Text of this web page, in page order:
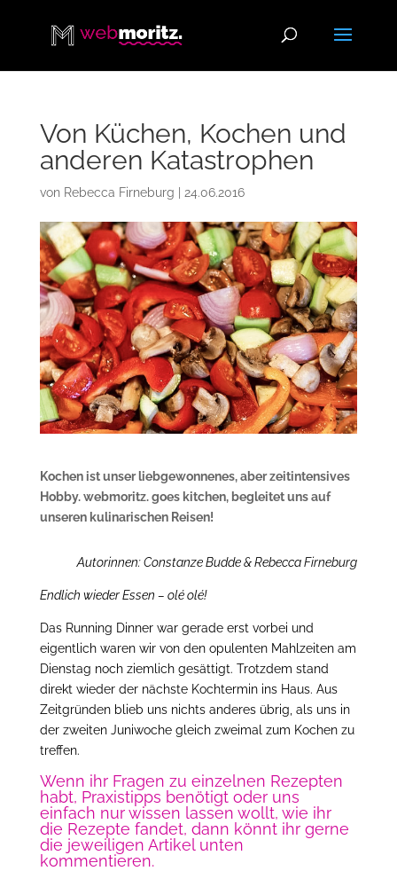
Von Küchen, Kochen und
anderen Katastrophen
von Rebecca Firneburg 24.06.2016
Kochen ist unser liebgewonnenes, aber zeitintensives
Hobby. webmoritz. goes kitchen, begleitet uns auf
unseren kulinarischen Reisen!
Autorinnen: Constanze Budde & Rebecca Firneburg
Endlich wieder Essen – olé olé!
Das Running Dinner war gerade erst vorbei und
eigentlich waren wir von den opulenten Mahlzeiten am
Dienstag noch ziemlich gesättigt. Trotzdem stand
direkt wieder der nächste Kochtermin ins Haus. Aus
Zeitgründen blieb uns nichts anderes übrig, als uns in
der zweiten Juniwoche gleich zweimal zum Kochen zu
treffen.
Wenn ihr Fragen zu einzelnen Rezepten
habt, Praxistipps benötigt oder uns
einfach nur wissen lassen wollt, wie ihr
die Rezepte fandet, dann könnt ihr gerne
die jeweiligen Artikel unten
kommentieren.